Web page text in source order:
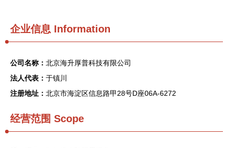
企业信息 Information
公司名称： 北京海升厚普科技有限公司
法人代表： 于镇川
注册地址： 北京市海淀区信息路甲28号D座06A-6272
经营范围 Scope